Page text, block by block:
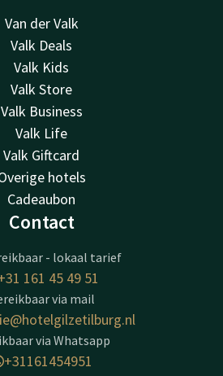
Van der Valk
Valk Deals
Valk Kids
Valk Store
Valk Business
Valk Life
Valk Giftcard
hotels
Cadeaubon
Contact
- lokaal tarief
161 45 49 51
via mail
via Whatsapp
+31161454951